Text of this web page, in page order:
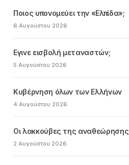
Ποιος υπονομεύει την «Ελπίδα»;
6 Αυγούστου 2026
Εγινε εισβολή μεταναστών;
5 Αυγούστου 2026
Κυβέρνηση όλων των Ελλήνων
4 Αυγούστου 2026
Οι λακκούβες της αναθεώρησης
2 Αυγούστου 2026